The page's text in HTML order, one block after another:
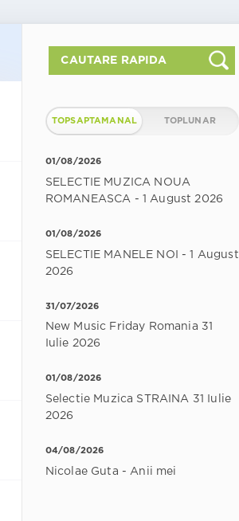
TOPSAPTAMANAL TOPLUNAR
01/08/2026
SELECTIE MUZICA NOUA
ROMANEASCA - 1 August 2026
01/08/2026
SELECTIE MANELE NOI - 1 August
2026
31/07/2026
New Music Friday Romania 31
Iulie 2026
01/08/2026
Selectie Muzica STRAINA 31 Iulie
2026
04/08/2026
Nicolae Guta - Anii mei